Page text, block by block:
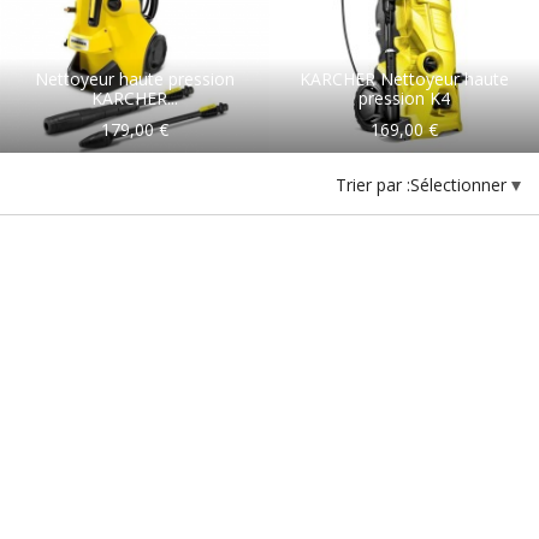
Nettoyeur haute pression
KARCHER...
179,00 €
KARCHER Nettoyeur haute
pression K4
169,00 €
Trier par :Sélectionner